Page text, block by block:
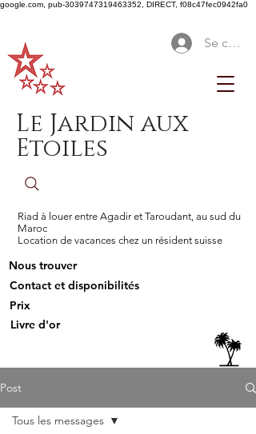
google.com, pub-3039747319463352, DIRECT, f08c47fec0942fa0
Se
Le Jardin aux
Etoiles
Riad à louer entre Agadir et Taroudant, au sud du
Maroc
Location de vacances chez un résident suisse
Nous trouver
Contact et disponibilités
Prix
Livre d'or
Post
Tous les messages